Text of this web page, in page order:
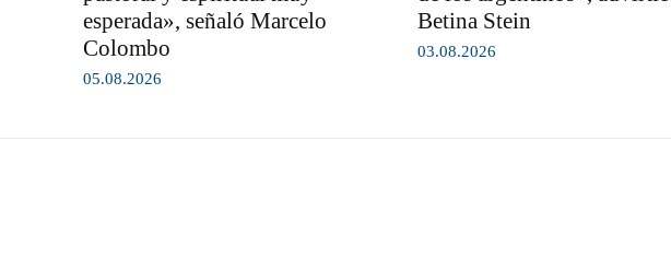
esperada», señaló Marcelo
Colombo
05.08.2026
Betina Stein
03.08.2026